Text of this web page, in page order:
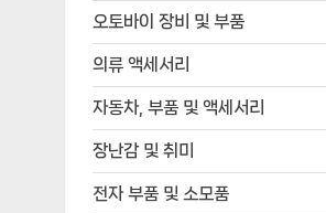
오토바이 장비 및 부품
의류 액세서리
자동차, 부품 및 액세서리
장난감 및 취미
전자 부품 및 소모품